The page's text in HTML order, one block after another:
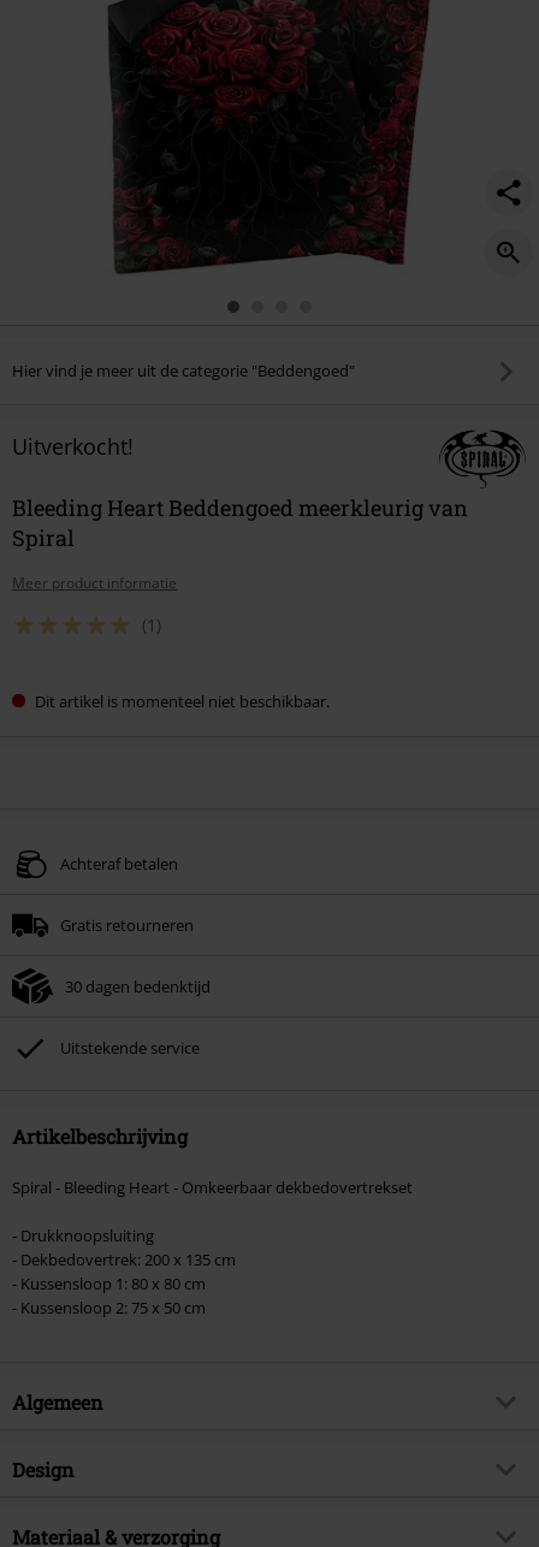
Hier vind je meer uit de categorie "Beddengoed"
Uitverkocht!
Bleeding Heart Beddengoed meerkleurig van
Spiral
Meer product informatie
(1)
Dit artikel is momenteel niet beschikbaar.
Achteraf betalen
Gratis retourneren
30 dagen bedenktijd
Uitstekende service
Artikelbeschrijving
Spiral - Bleeding Heart - Omkeerbaar dekbedovertrekset
- Drukknoopsluiting
- Dekbedovertrek: 200 x 135 cm
- Kussensloop 1: 80 x 80 cm
- Kussensloop 2: 75 x 50 cm
Algemeen
Artikelnr.
Brand
Design
Producttype
Materiaal & verzorging